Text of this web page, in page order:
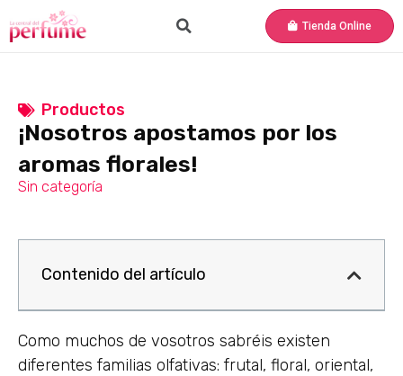
Tienda Online
Productos
¡Nosotros apostamos por los
aromas florales!
Sin categoría
Contenido del artículo
Como muchos de vosotros sabréis existen
diferentes familias olfativas: frutal, floral, oriental,